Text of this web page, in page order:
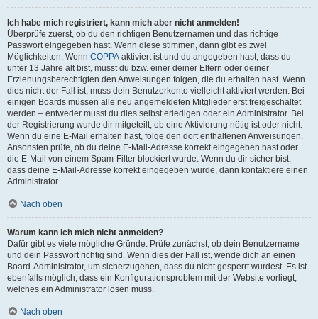
Ich habe mich registriert, kann mich aber nicht anmelden!
Überprüfe zuerst, ob du den richtigen Benutzernamen und das richtige
Passwort eingegeben hast. Wenn diese stimmen, dann gibt es zwei
Möglichkeiten. Wenn COPPA aktiviert ist und du angegeben hast, dass du
unter 13 Jahre alt bist, musst du bzw. einer deiner Eltern oder deiner
Erziehungsberechtigten den Anweisungen folgen, die du erhalten hast. Wenn
dies nicht der Fall ist, muss dein Benutzerkonto vielleicht aktiviert werden. Bei
einigen Boards müssen alle neu angemeldeten Mitglieder erst freigeschaltet
werden – entweder musst du dies selbst erledigen oder ein Administrator. Bei
der Registrierung wurde dir mitgeteilt, ob eine Aktivierung nötig ist oder nicht.
Wenn du eine E-Mail erhalten hast, folge den dort enthaltenen Anweisungen.
Ansonsten prüfe, ob du deine E-Mail-Adresse korrekt eingegeben hast oder
die E-Mail von einem Spam-Filter blockiert wurde. Wenn du dir sicher bist,
dass deine E-Mail-Adresse korrekt eingegeben wurde, dann kontaktiere einen
Administrator.
Nach oben
Warum kann ich mich nicht anmelden?
Dafür gibt es viele mögliche Gründe. Prüfe zunächst, ob dein Benutzername
und dein Passwort richtig sind. Wenn dies der Fall ist, wende dich an einen
Board-Administrator, um sicherzugehen, dass du nicht gesperrt wurdest. Es ist
ebenfalls möglich, dass ein Konfigurationsproblem mit der Website vorliegt,
welches ein Administrator lösen muss.
Nach oben